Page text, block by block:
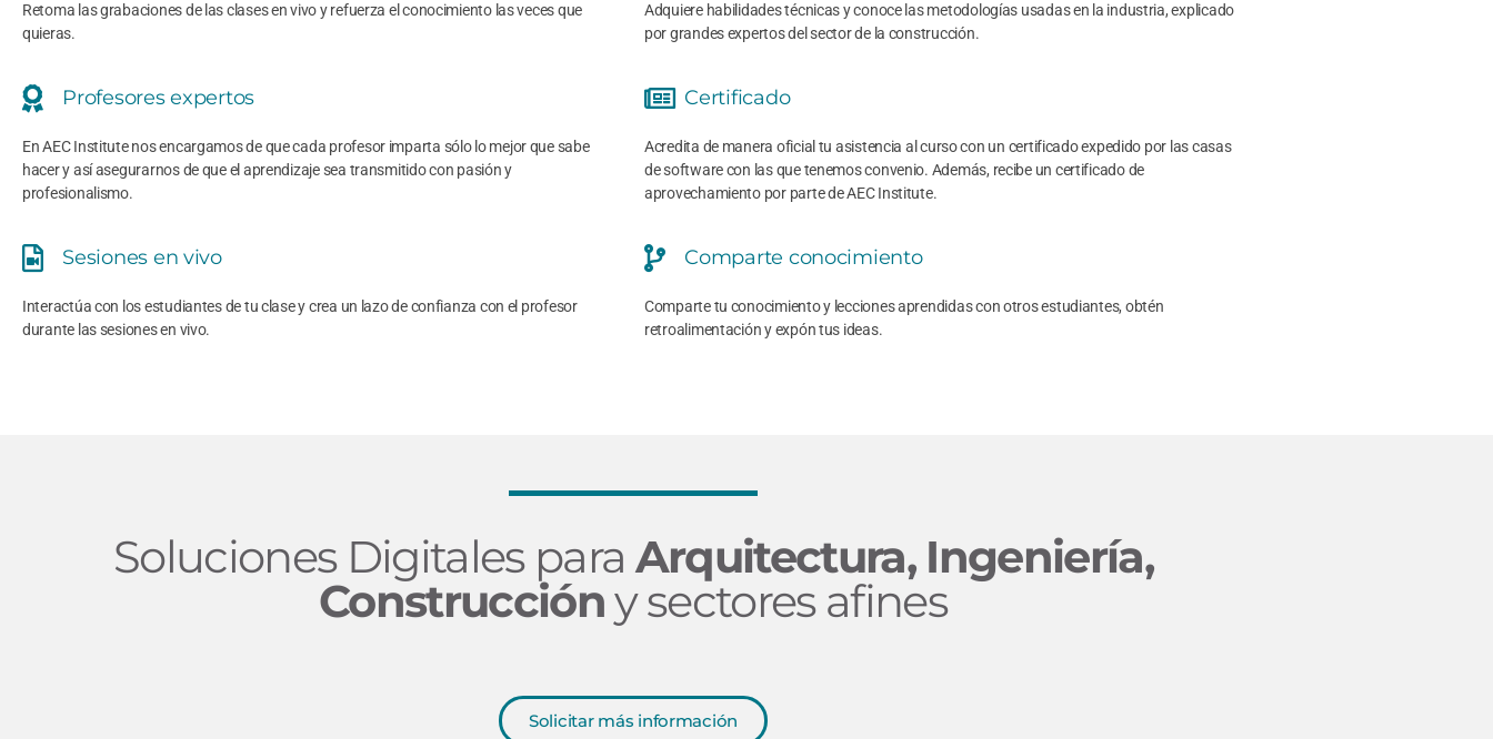
Retoma las grabaciones de las clases en vivo y refuerza el conocimiento las veces que
quieras.
Adquiere habilidades técnicas y conoce las metodologías usadas en la industria, explicado
por grandes expertos del sector de la construcción.
Profesores expertos
En AEC Institute nos encargamos de que cada profesor imparta sólo lo mejor que sabe
hacer y así asegurarnos de que el aprendizaje sea transmitido con pasión y
profesionalismo.
Certificado
Acredita de manera oficial tu asistencia al curso con un certificado expedido por las casas
de software con las que tenemos convenio. Además, recibe un certificado de
aprovechamiento por parte de AEC Institute.
Sesiones en vivo
Interactúa con los estudiantes de tu clase y crea un lazo de confianza con el profesor
durante las sesiones en vivo.
Comparte conocimiento
Comparte tu conocimiento y lecciones aprendidas con otros estudiantes, obtén
retroalimentación y expón tus ideas.
Soluciones Digitales para Arquitectura, Ingeniería,
Construccióny sectores afines
Solicitar más información